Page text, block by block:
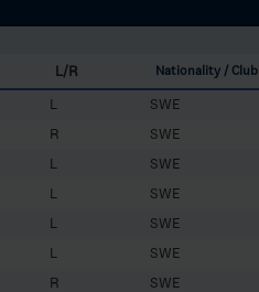
L/R Nationality / Club
L SWE
R SWE
L SWE
L SWE
L SWE
L SWE
R SWE